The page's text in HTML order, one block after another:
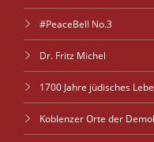
#PeaceBell No.3
Dr. Fritz Michel
1700 Jahre jüdisches
Koblenzer Orte der